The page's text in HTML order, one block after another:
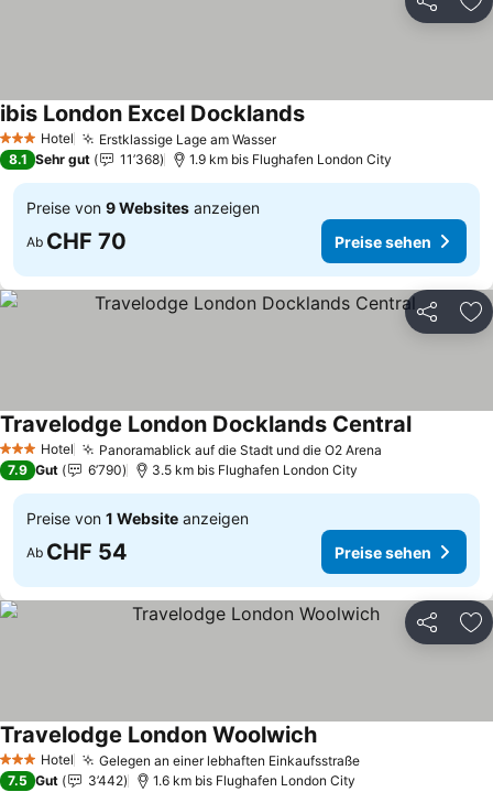
Teilen
3 SterneHotel Erstklassige Lage am WasserPreise sehen
ibis London Excel DocklandsPreise sehen
8.1 Sehr gut 11’368 1.9 km bis Flughafen London City
Preise von 9 Websites anzeigen
Ab CHF 70 Preise sehen
Teilen
3 SterneHotel Panoramablick auf die Stadt und die O2 Arena
Travelodge London Docklands CentralPreise
7.9 Gut 6’790 3.5 km bis Flughafen London City
Preise von 1 Website anzeigen
Ab CHF 54 Preise sehen
Teilen
3 SterneHotel Gelegen an einer lebhaften EinkaufsstraßePreise sehen
Travelodge London WoolwichPreise sehen
7.5 Gut 3’442 1.6 km bis Flughafen London City